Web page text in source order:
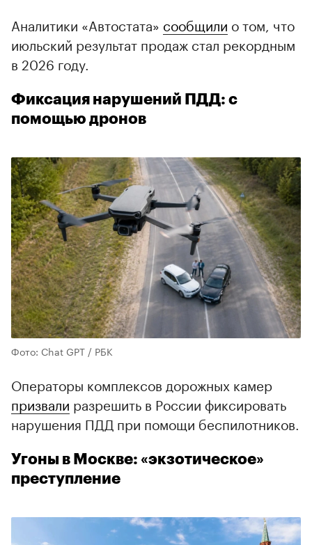
Аналитики «Автостата» сообщили о том, что
июльский результат продаж стал рекордным
в 2026 году.
Фиксация нарушений ПДД: с
помощью дронов
Фото: Chat GPT / РБК
Операторы комплексов дорожных камер
призвали разрешить в России фиксировать
нарушения ПДД при помощи беспилотников.
Угоны в Москве: «экзотическое»
преступление